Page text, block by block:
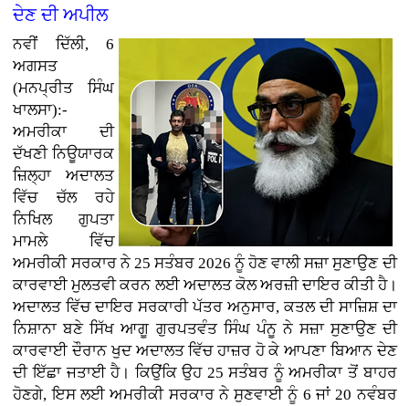
ਦੇਣ ਦੀ ਅਪੀਲ
ਨਵੀਂ ਦਿੱਲੀ, 6
ਅਗਸਤ
(ਮਨਪ੍ਰੀਤ ਸਿੰਘ
ਖਾਲਸਾ):-
ਅਮਰੀਕਾ ਦੀ
ਦੱਖਣੀ ਨਿਊਯਾਰਕ
ਜ਼ਿਲ੍ਹਾ ਅਦਾਲਤ
ਵਿੱਚ ਚੱਲ ਰਹੇ
ਨਿਖਿਲ ਗੁਪਤਾ
ਮਾਮਲੇ ਵਿੱਚ
ਅਮਰੀਕੀ ਸਰਕਾਰ ਨੇ 25 ਸਤੰਬਰ 2026 ਨੂੰ ਹੋਣ ਵਾਲੀ ਸਜ਼ਾ ਸੁਣਾਉਣ ਦੀ
ਕਾਰਵਾਈ ਮੁਲਤਵੀ ਕਰਨ ਲਈ ਅਦਾਲਤ ਕੋਲ ਅਰਜ਼ੀ ਦਾਇਰ ਕੀਤੀ ਹੈ।
ਅਦਾਲਤ ਵਿੱਚ ਦਾਇਰ ਸਰਕਾਰੀ ਪੱਤਰ ਅਨੁਸਾਰ, ਕਤਲ ਦੀ ਸਾਜ਼ਿਸ਼ ਦਾ
ਨਿਸ਼ਾਨਾ ਬਣੇ ਸਿੱਖ ਆਗੂ ਗੁਰਪਤਵੰਤ ਸਿੰਘ ਪੰਨੂ ਨੇ ਸਜ਼ਾ ਸੁਣਾਉਣ ਦੀ
ਕਾਰਵਾਈ ਦੌਰਾਨ ਖੁਦ ਅਦਾਲਤ ਵਿੱਚ ਹਾਜ਼ਰ ਹੋ ਕੇ ਆਪਣਾ ਬਿਆਨ ਦੇਣ
ਦੀ ਇੱਛਾ ਜਤਾਈ ਹੈ। ਕਿਉਂਕਿ ਉਹ 25 ਸਤੰਬਰ ਨੂੰ ਅਮਰੀਕਾ ਤੋਂ ਬਾਹਰ
ਹੋਣਗੇ, ਇਸ ਲਈ ਅਮਰੀਕੀ ਸਰਕਾਰ ਨੇ ਸੁਣਵਾਈ ਨੂੰ 6 ਜਾਂ 20 ਨਵੰਬਰ